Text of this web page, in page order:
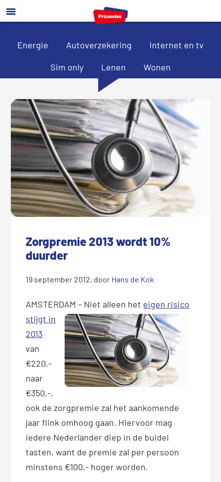
Door
naar
hoofd
Spring
naar
eerste
Spring
naar
voettekst
Energie Autoverzekering Internet en tv
Sim only Lenen Wonen
Zorgpremie 2013 wordt 10%
duurder
19 september 2012, door Hans de Kok
AMSTERDAM – Niet alleen het eigen risico
stijgt in
2013
van
€220,-
naar
€350,-,
ook de zorgpremie zal het aankomende
jaar flink omhoog gaan. Hiervoor mag
iedere Nederlander diep in de buidel
tasten, want de premie zal per persoon
minstens €100,- hoger worden.